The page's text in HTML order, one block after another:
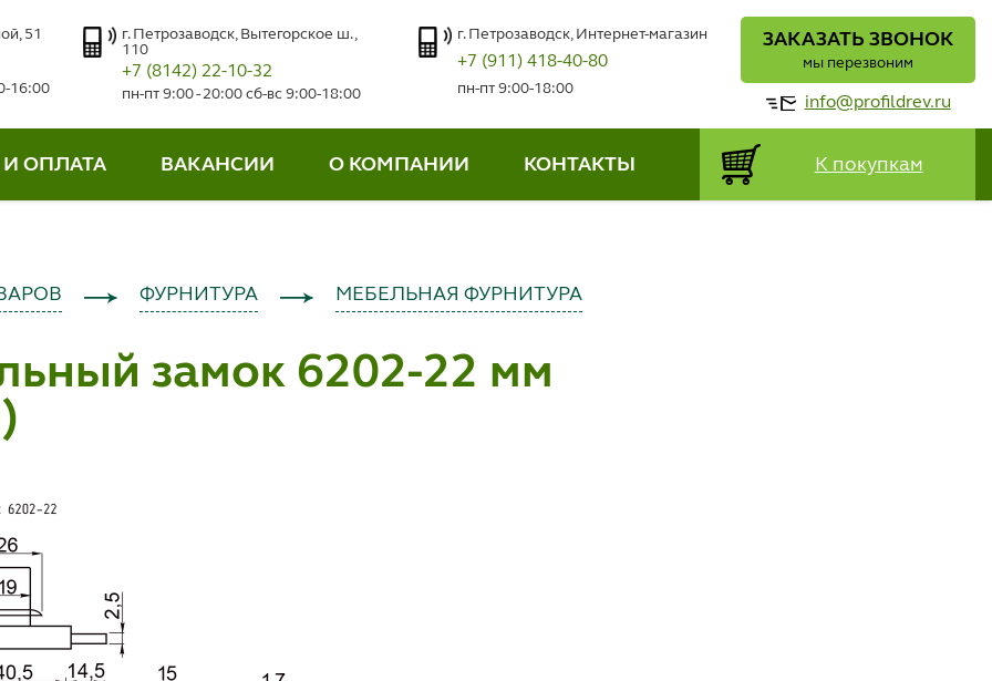
51
16:00
г. Петрозаводск, Вытегорское ш.,
110
+7 (8142) 22-10-32
пн-пт 9:00 - 20:00 сб-вс 9:00-18:00
г. Петрозаводск, Интернет-магазин
+7 (911) 418-40-80
пн-пт 9:00-18:00
ЗАКАЗАТЬ ЗВОНОК
мы перезвоним
info@profildrev.ru
ОПЛАТА ВАКАНСИИ О КОМПАНИИ КОНТАКТЫ К покупкам
ФУРНИТУРА МЕБЕЛЬНАЯ ФУРНИТУРА
замок 6202-22 мм